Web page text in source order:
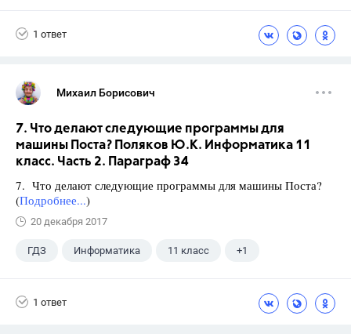
1 ответ
Михаил Борисович
7. Что делают следующие программы для
машины Поста? Поляков Ю.К. Информатика 11
класс. Часть 2. Параграф 34
7. Что делают следующие программы для машины Поста?
(Подробнее...)
20 декабря 2017
ГДЗ Информатика 11 класс +1
1 ответ